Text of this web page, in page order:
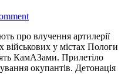
про влучення артилерії
у містах Пологи
КамАЗами. Прилетіло
окупантів. Детонація